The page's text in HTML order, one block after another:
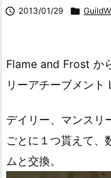
 2013/01/29 
Flame and Frost か
リーアチーブメント
デイリー、マンスリ
ごとに１つ貰えて
ムと交換。